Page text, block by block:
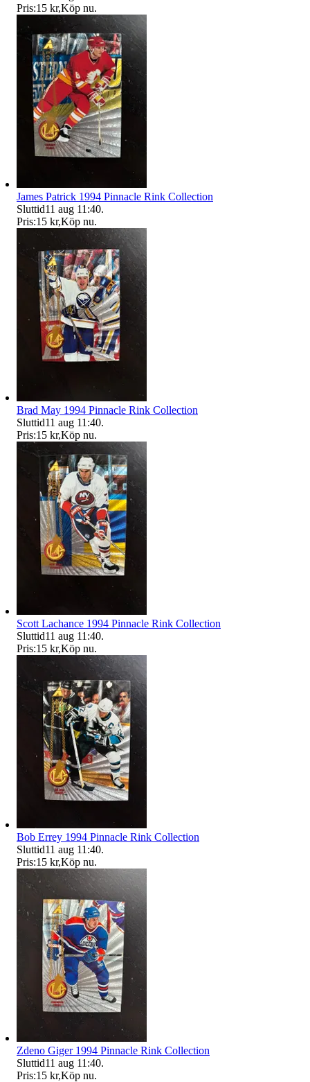
Pris:15 kr,Köp nu.
James Patrick 1994 Pinnacle Rink Collection
Sluttid11 aug 11:40.
Pris:15 kr,Köp nu.
Brad May 1994 Pinnacle Rink Collection
Sluttid11 aug 11:40.
Pris:15 kr,Köp nu.
Scott Lachance 1994 Pinnacle Rink Collection
Sluttid11 aug 11:40.
Pris:15 kr,Köp nu.
Bob Errey 1994 Pinnacle Rink Collection
Sluttid11 aug 11:40.
Pris:15 kr,Köp nu.
Zdeno Giger 1994 Pinnacle Rink Collection
Sluttid11 aug 11:40.
Pris:15 kr,Köp nu.